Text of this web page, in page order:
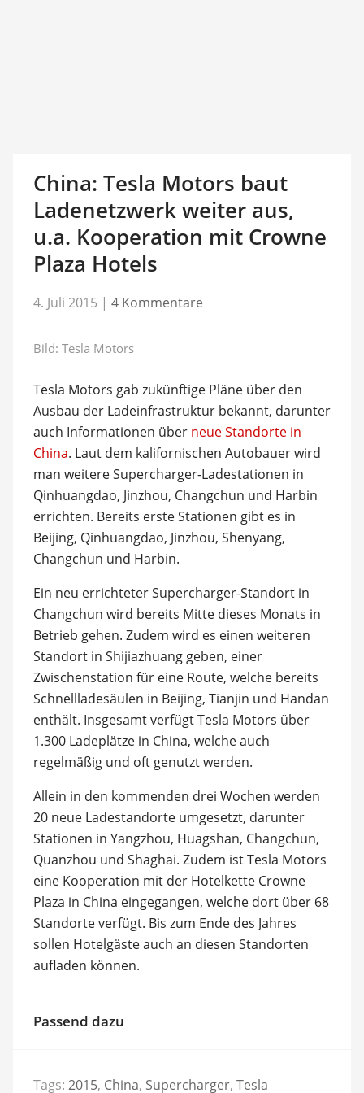
China: Tesla Motors baut
Ladenetzwerk weiter aus,
u.a. Kooperation mit Crowne
Plaza Hotels
4. Juli 2015 | 4 Kommentare
Bild: Tesla Motors
Tesla Motors gab zukünftige Pläne über den
Ausbau der Ladeinfrastruktur bekannt, darunter
auch Informationen über neue Standorte in
China. Laut dem kalifornischen Autobauer wird
man weitere Supercharger-Ladestationen in
Qinhuangdao, Jinzhou, Changchun und Harbin
errichten. Bereits erste Stationen gibt es in
Beijing, Qinhuangdao, Jinzhou, Shenyang,
Changchun und Harbin.
Ein neu errichteter Supercharger-Standort in
Changchun wird bereits Mitte dieses Monats in
Betrieb gehen. Zudem wird es einen weiteren
Standort in Shijiazhuang geben, einer
Zwischenstation für eine Route, welche bereits
Schnellladesäulen in Beijing, Tianjin und Handan
enthält. Insgesamt verfügt Tesla Motors über
1.300 Ladeplätze in China, welche auch
regelmäßig und oft genutzt werden.
Allein in den kommenden drei Wochen werden
20 neue Ladestandorte umgesetzt, darunter
Stationen in Yangzhou, Huagshan, Changchun,
Quanzhou und Shaghai. Zudem ist Tesla Motors
eine Kooperation mit der Hotelkette Crowne
Plaza in China eingegangen, welche dort über 68
Standorte verfügt. Bis zum Ende des Jahres
sollen Hotelgäste auch an diesen Standorten
aufladen können.
Passend dazu
Tags: 2015, China, Supercharger, Tesla